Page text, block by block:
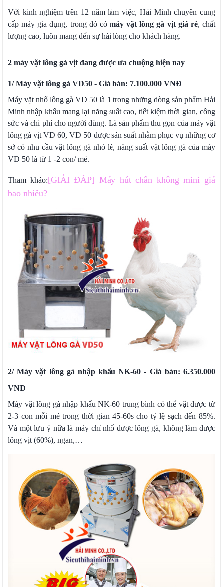
Với kinh nghiệm trên 12 năm làm việc, Hải Minh chuyên cung
cấp máy gia dụng, trong đó có máy vặt lông gà vịt giá rẻ, chất
lượng cao, luôn mang đến sự hài lòng cho khách hàng.
2 máy vặt lông gà vịt đang được ưa chuộng hiện nay
1/ Máy vặt lông gà VD50 - Giá bán: 7.100.000 VNĐ
Máy vặt nhổ lông gà VD 50 là 1 trong những dòng sản phẩm Hải
Minh nhập khẩu mang lại năng suất cao, tiết kiệm thời gian, công
sức và chi phí cho người dùng. Là sản phẩm thu gọn của máy vặt
lông gà vịt VD 60, VD 50 được sản suất nhằm phục vụ những cơ
sở có nhu cầu vặt lông gà nhỏ lẻ, năng suất vặt lông gà của máy
VD 50 là từ 1 -2 con/ mẻ.
Tham khảo:[GIẢI ĐÁP] Máy hút chân không mini giá
bao nhiêu?
2/ Máy vặt lông gà nhập khẩu NK-60 - Giá bán: 6.350.000
VNĐ
Máy vặt lông gà nhập khẩu NK-60 trung bình có thể vặt được từ
2-3 con mỗi mẻ trong thời gian 45-60s cho tỷ lệ sạch đến 85%.
Và một lưu ý nữa là máy chỉ nhổ được lông gà, không làm được
lông vịt (60%), ngan,…